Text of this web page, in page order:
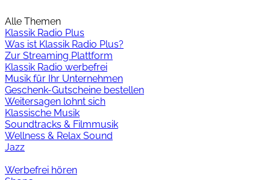
Alle Themen
Klassik Radio Plus
Was ist Klassik Radio Plus?
Zur Streaming Plattform
Klassik Radio werbefrei
Musik für Ihr Unternehmen
Geschenk-Gutscheine bestellen
Weitersagen lohnt sich
Klassische Musik
Soundtracks & Filmmusik
Wellness & Relax Sound
Jazz
Werbefrei hören